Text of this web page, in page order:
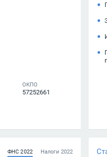
ОКПО
57252661
ФНС 2022 Налоги 2022